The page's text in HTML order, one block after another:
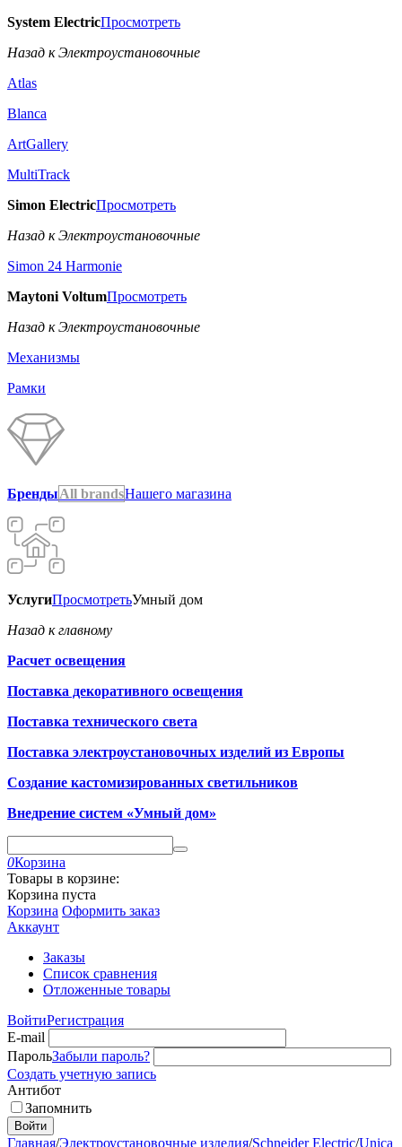
System ElectricПросмотреть
Назад к Электроустановочные
Atlas
Blanca
ArtGallery
MultiTrack
Simon ElectricПросмотреть
Назад к Электроустановочные
Simon 24 Harmonie
Maytoni VoltumПросмотреть
Назад к Электроустановочные
Механизмы
Рамки
БрендыAll brandsНашего магазина
УслугиПросмотретьУмный дом
Назад к главному
Расчет освещения
Поставка декоративного освещения
Поставка технического света
Поставка электроустановочных изделий из Европы
Создание кастомизированных светильников
Внедрение систем «Умный дом»
0Корзина
Товары в корзине:
Корзина пуста
Корзина Оформить заказ
Аккаунт
Заказы
Список сравнения
Отложенные товары
ВойтиРегистрация
E-mail
ПарольЗабыли пароль?
Создать учетную запись
Антибот
Запомнить
Войти
Главная/Электроустановочные изделия/Schneider Electric/Unica